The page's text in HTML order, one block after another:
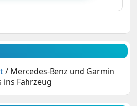
/ Mercedes-Benz und Garmin
ins Fahrzeug